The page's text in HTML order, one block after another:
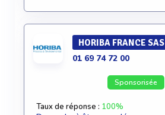
HORIBA FRANCE SAS
01 69 74 72 00
Sponsorisée
Taux de réponse : 100%